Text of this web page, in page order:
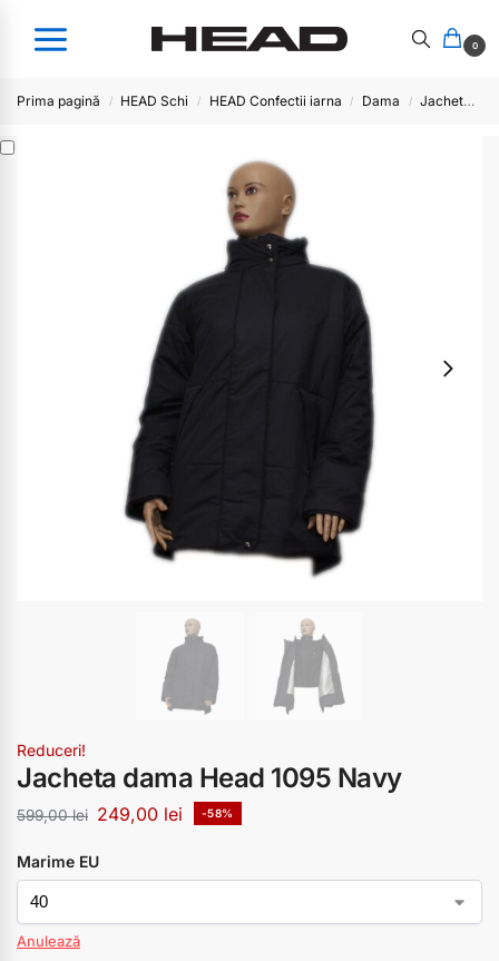
0
Prima pagină / HEAD Schi / HEAD Confectii iarna / Dama / Jachete/pantaloni schi/afterschi
Reduceri!
Jacheta dama Head 1095 Navy
599,00lei 249,00 lei -58%
Marime EU
Anulează